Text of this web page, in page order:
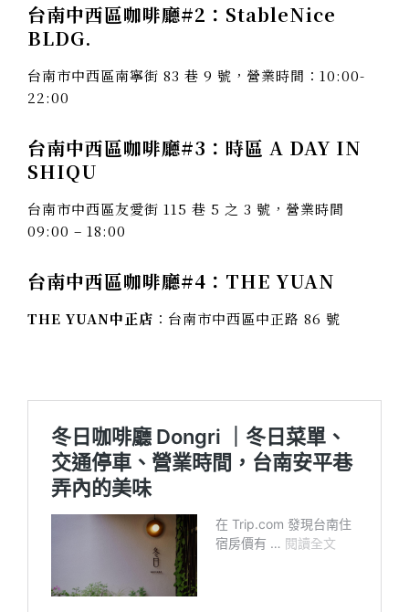
台南中西區咖啡廳#2：StableNice
BLDG.
台南市中西區南寧街 83 巷 9 號，營業時間：10:00-
22:00
台南中西區咖啡廳#3：時區 A DAY IN
SHIQU
台南市中西區友愛街 115 巷 5 之 3 號，營業時間
09:00 – 18:00
台南中西區咖啡廳#4：THE YUAN
THE YUAN中正店 ：台南市中西區中正路 86 號